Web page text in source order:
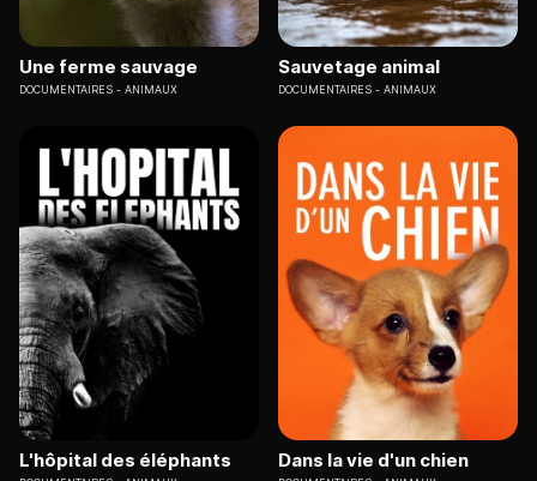
Une ferme sauvage
DOCUMENTAIRES ANIMAUX
Sauvetage animal
DOCUMENTAIRES ANIMAUX
L'hôpital des éléphants Dans la vie d'un chien